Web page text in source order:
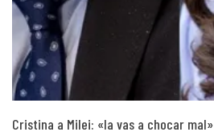
Cristina a Milei: «la vas a chocar mal»